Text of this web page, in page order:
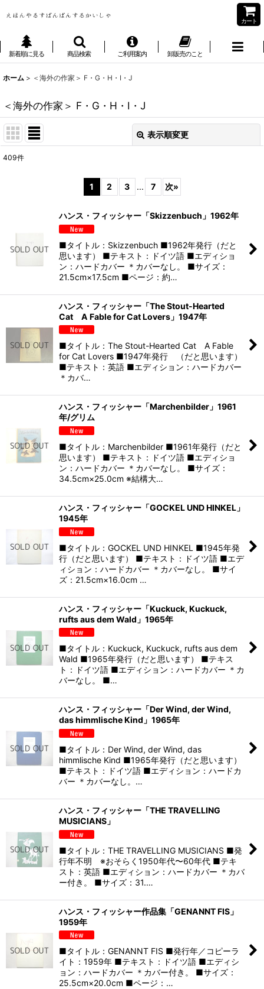
カート
新着順に見る 商品検索 ご利用案内 卸販売のこと
ホーム > ＜海外の作家＞ F・G・H・I・J
＜海外の作家＞ F・G・H・I・J
表示順変更
サブカテゴリ
並び順:
絞り込む
409件
1 2 3 ... 7 次»
ハンス・フィッシャー「Skizzenbuch」1962年
■タイトル：Skizzenbuch ■1962年発行（だと
思います） ■テキスト：ドイツ語 ■エディショ
ン：ハードカバー ＊カバーなし。 ■サイズ：
21.5cm×17.5cm ■ページ：約…
ハンス・フィッシャー「The Stout-Hearted
Cat A Fable for Cat Lovers」1947年
■タイトル：The Stout-Hearted Cat A Fable
for Cat Lovers ■1947年発行 （だと思います）
■テキスト：英語 ■エディション：ハードカバー
＊カバ…
ハンス・フィッシャー「Marchenbilder」1961
年/グリム
■タイトル：Marchenbilder ■1961年発行（だと
思います） ■テキスト：ドイツ語 ■エディショ
ン：ハードカバー ＊カバーなし。 ■サイズ：
34.5cm×25.0cm ※結構大…
ハンス・フィッシャー「GOCKEL UND HINKEL」
1945年
■タイトル：GOCKEL UND HINKEL ■1945年発
行（だと思います） ■テキスト：ドイツ語 ■エデ
ィション：ハードカバー ＊カバーなし。 ■サイ
ズ：21.5cm×16.0cm …
ハンス・フィッシャー「Kuckuck, Kuckuck,
rufts aus dem Wald」1965年
■タイトル：Kuckuck, Kuckuck, rufts aus dem
Wald ■1965年発行（だと思います） ■テキス
ト：ドイツ語 ■エディション：ハードカバー ＊カ
バーなし。 ■…
ハンス・フィッシャー「Der Wind, der Wind,
das himmlische Kind」1965年
■タイトル：Der Wind, der Wind, das
himmlische Kind ■1965年発行（だと思います）
■テキスト：ドイツ語 ■エディション：ハードカ
バー ＊カバーなし。…
ハンス・フィッシャー「THE TRAVELLING
MUSICIANS」
■タイトル：THE TRAVELLING MUSICIANS ■発
行年不明 ※おそらく1950年代〜60年代 ■テキ
スト：英語 ■エディション：ハードカバー ＊カバ
ー付き。 ■サイズ：31.…
ハンス・フィッシャー作品集「GENANNT FIS」
1959年
■タイトル：GENANNT FIS ■発行年／コピーラ
イト：1959年 ■テキスト：ドイツ語 ■エディシ
ョン：ハードカバー ＊カバー付き。 ■サイズ：
25.5cm×20.0cm ■ページ：…